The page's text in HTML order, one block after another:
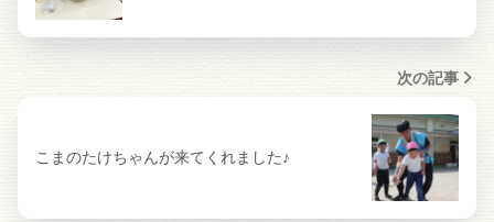
次の記事
こまのたけちゃんが来てくれました♪